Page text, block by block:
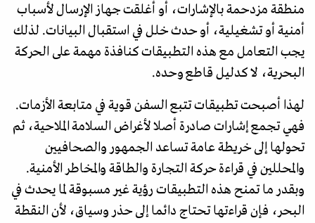
منطقة مزدحمة بالإشارات، أو أغلقت جهاز الإرسال لأسباب
أمنية أو تشغيلية، أو حدث خلل في استقبال البيانات. لذلك
يجب التعامل مع هذه التطبيقات كنافذة مهمة على الحركة
البحرية، لا كدليل قاطع وحده.
لهذا أصبحت تطبيقات تتبع السفن قوية في متابعة الأزمات.
فهي تجمع إشارات صادرة أصلا لأغراض السلامة الملاحية، ثم
تحولها إلى خريطة عامة تساعد الجمهور والصحافيين
والمحللين في قراءة حركة التجارة والطاقة والمخاطر الأمنية.
وبقدر ما تمنح هذه التطبيقات رؤية غير مسبوقة لما يحدث في
البحر، فإن قراءتها تحتاج دائما إلى حذر وسياق، لأن النقطة